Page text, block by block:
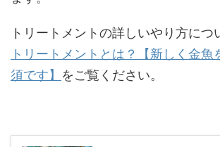
トリートメントの詳しいやり方につ
トリートメントとは？【新しく金魚
須です】 をご覧ください。